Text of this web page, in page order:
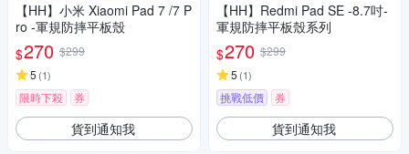
【HH】小米 Xiaomi Pad 7 /7 P
ro -軍規防摔平板殼
$270 $299
5 (1)
限時下殺 券
貨到通知我
【HH】Redmi Pad SE -8.7吋-
軍規防摔平板殼系列
$270 $299
5 (1)
挑戰低價 券
貨到通知我